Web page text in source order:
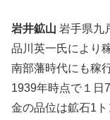
岩井鉱山 岩手県九
品川英一氏により
南部藩時代にも稼
1939年時点で１日
金の品位は鉱石1